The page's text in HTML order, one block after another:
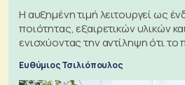
Η αυξημένη τιμή λειτουργεί ως
ποιότητας, εξαιρετικών υλικών
ενισχύοντας την αντίληψη ότι το
Ευθύμιος Τσιλιόπουλος